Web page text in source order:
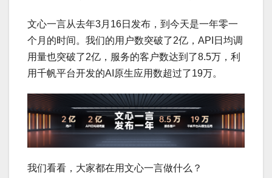
文心一言从去年3月16日发布，到今天是一年零一
个月的时间。我们的用户数突破了2亿，API日均调
用量也突破了2亿，服务的客户数达到了8.5万，利
用千帆平台开发的AI原生应用数超过了19万。
我们看看，大家都在用文心一言做什么？